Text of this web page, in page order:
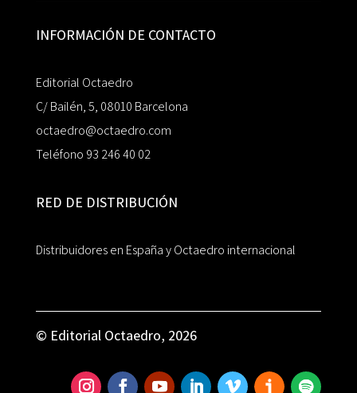
INFORMACIÓN DE CONTACTO
Editorial Octaedro
C/ Bailén, 5, 08010 Barcelona
octaedro@octaedro.com
Teléfono 93 246 40 02
RED DE DISTRIBUCIÓN
Distribuidores en España y Octaedro internacional
© Editorial Octaedro, 2026